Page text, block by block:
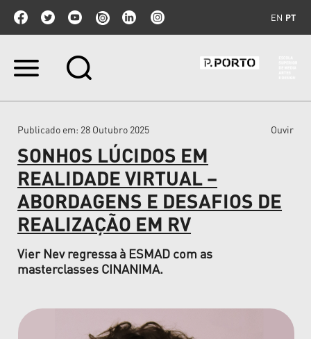
EN PT
Ir
Ir
navegação
Publicado em: 28 Outubro 2025 Ouvir
SONHOS LÚCIDOS EM
REALIDADE VIRTUAL –
ABORDAGENS E DESAFIOS DE
REALIZAÇÃO EM RV
Vier Nev regressa à ESMAD com as
masterclasses CINANIMA.